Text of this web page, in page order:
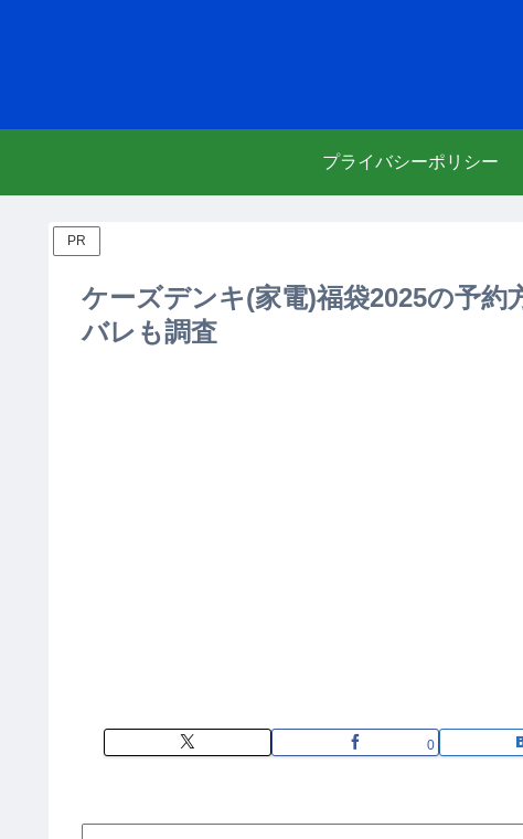
プライバシーポリシー
PR
ケーズデンキ(家電)福袋2025の予約
バレも調査
0